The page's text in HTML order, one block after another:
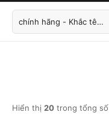
chính hãng - Khắc tê…
Hiển thị 20 trong tổng số